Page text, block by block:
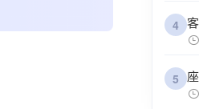
4
5